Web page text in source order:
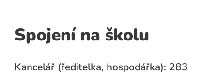
Spojení na školu
Kancelář (ředitelka, hospodářka): 283